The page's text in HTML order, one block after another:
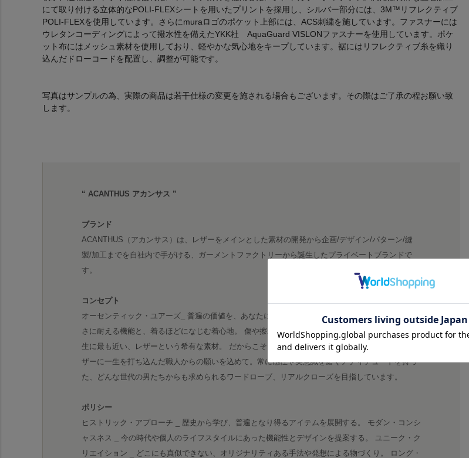
にて取り付ける立体的なPOLI-FLEXシートを用いたプリントを採用し、シルバー部分には、3M™リフレクティブ
POLI-FLEXを使用しています。さらにmuraロゴのポケット上部には、ACS刺繍を施しています。ファスナーには
ウレタンコーディングによって撥水性を備えたYKK社 AquaGuard VISLONファスナーを使用しています。ポケ
ット布にはメッシュ素材を使用しており、軽やかな気心地をキープしています。裾にはリフレクティブ糸を織り
込んだドローコードを配置し、調整が可能です。
写真はサンプルの為、実際の商品は若干仕様の変更を施される場合もございます。その際はご了承の程お願い致
します。
“ ACANTHUS アカンサス ”
ブランド
ACANTHUS（アカンサス）は、レザーをメインとした素材の開発から企画/デザイン/パターン/縫
製/加工までを自社内で手がける、ガーメントファクトリーから誕生したプライベートブランドで
す。
コンセプト
オーセンティック・ユアーズ_ 普遍の価値を、あなたに。 美しさと、強さと、したたかさ。風や寒
さに耐える機能と、着るほどになじむ着心地。 傷や擦れ、シワさえも、美しさに変えてしまう。野
生に最も近い、レザーという希有な素材。 だからこそ、日常でさりげなく使って欲しいという、レ
ザーに一生を打ち込んだ職人からの願いを込めて。常に感性や美意識を磨くアティチュードを持っ
た、どんな世代の男たちからも求められるワードローブ、リアルクローズを目指しています。
ポリシー
ヒストリック・アプローチ _ 歴史から学び、普遍となり得るアイテムを展開する。 モダン・コンシ
ャスネス _ 今の時代や個人のライフスタイルにあった機能性とデザインを提案する。 ユニーク・ク
リエイション _ どこにも真似できない、オリジナリティある手法や発想による物づくり。 ロング・